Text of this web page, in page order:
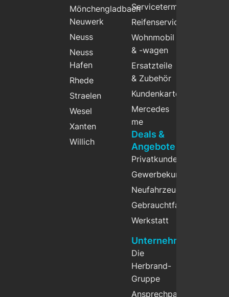
Mönchengladbach
Neuwerk
Neuss
Neuss
Hafen
Rhede
Straelen
Wesel
Xanten
Willich
Servicetermin
Reifenservice
Wohnmobil
& -wagen
Ersatzteile
& Zubehör
Kundenkarte
Mercedes
me
Deals &
Angebote
Privatkunden
Gewerbekunden
Neufahrzeuge
Gebrauchtfahrzeuge
Werkstatt
Unternehmen
Die
Herbrand-
Gruppe
Ansprechpartner